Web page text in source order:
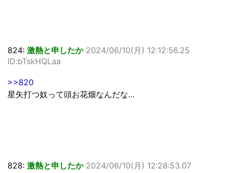
824: 激熱と申したか 2024/06/10(月) 12:12:56.25
ID:bTskHQLaa
>>820
星矢打つ奴って頭お花畑なんだな…
828: 激熱と申したか 2024/06/10(月) 12:28:53.07